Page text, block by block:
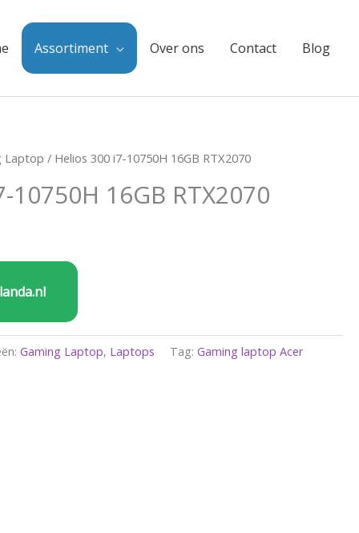
Assortiment Over ons Contact Blog
Laptop / Helios 300 i7-10750H 16GB RTX2070
16GB RTX2070
Gaming Laptop, Laptops Tag:Gaming laptop Acer